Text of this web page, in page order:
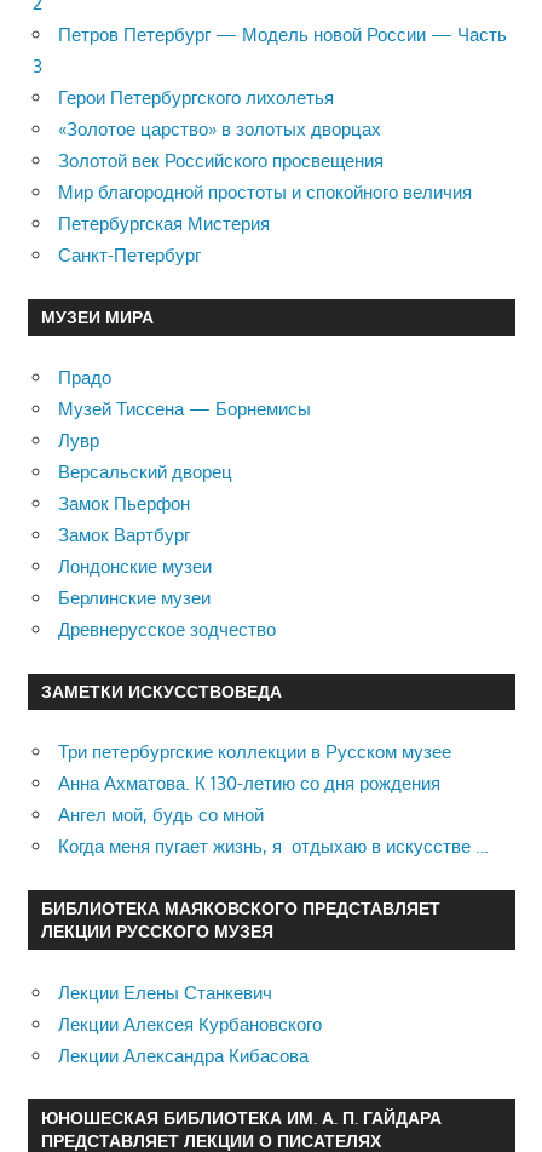
Петров Петербург — Модель новой России — Часть
3
Герои Петербургского лихолетья
«Золотое царство» в золотых дворцах
Золотой век Российского просвещения
Мир благородной простоты и спокойного величия
Петербургская Мистерия
Санкт-Петербург
МУЗЕИ МИРА
Прадо
Музей Тиссена — Борнемисы
Лувр
Версальский дворец
Замок Пьерфон
Замок Вартбург
Лондонские музеи
Берлинские музеи
Древнерусское зодчество
ЗАМЕТКИ ИСКУССТВОВЕДА
Три петербургские коллекции в Русском музее
Анна Ахматова. К 130-летию со дня рождения
Ангел мой, будь со мной
Когда меня пугает жизнь, я отдыхаю в искусстве …
БИБЛИОТЕКА МАЯКОВСКОГО ПРЕДСТАВЛЯЕТ
ЛЕКЦИИ РУССКОГО МУЗЕЯ
Лекции Елены Станкевич
Лекции Алексея Курбановского
Лекции Александра Кибасова
ЮНОШЕСКАЯ БИБЛИОТЕКА ИМ. А. П. ГАЙДАРА
ПРЕДСТАВЛЯЕТ ЛЕКЦИИ О ПИСАТЕЛЯХ